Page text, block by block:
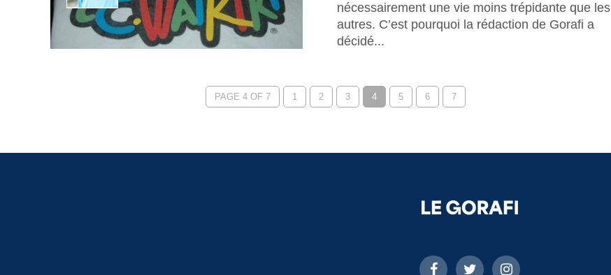
nécessairement une vie moins trépidante que les
autres. C’est pourquoi la rédaction de Gorafi a
décidé...
PAGE 4 OF 7 1 2 3 4 5 6 7